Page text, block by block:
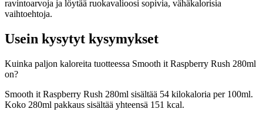
ravintoarvoja ja löytää ruokavalioosi sopivia, vähäkalorisia
vaihtoehtoja.
Usein kysytyt kysymykset
Kuinka paljon kaloreita tuotteessa Smooth it Raspberry Rush 280ml
on?
Smooth it Raspberry Rush 280ml sisältää 54 kilokaloria per 100ml.
Koko 280ml pakkaus sisältää yhteensä 151 kcal.